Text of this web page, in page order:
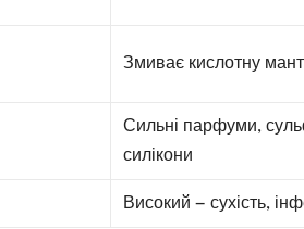
Змиває кислотну
Сильні парфуми,
силікони
Високий — сухість,